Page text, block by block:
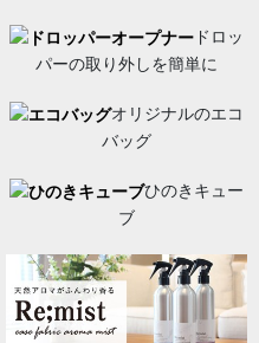
ドロッ
パーの取り外しを簡単に
オリジナルのエコ
バッグ
ひのきキュー
ブ